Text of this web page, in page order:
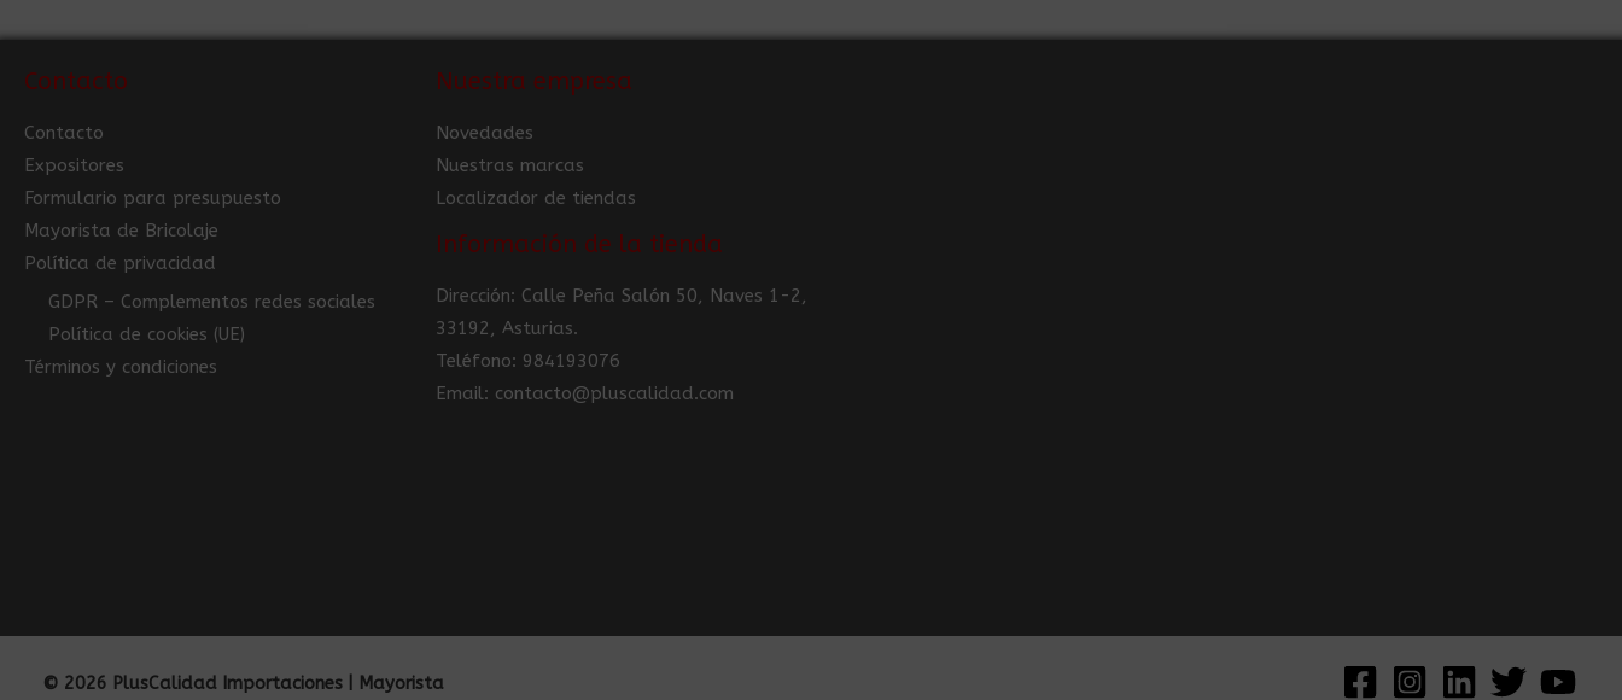
Contacto
Contacto
Expositores
Formulario para presupuesto
Mayorista de Bricolaje
Política de privacidad
GDPR – Complementos redes sociales
Política de cookies (UE)
Términos y condiciones
Nuestra empresa
Novedades
Nuestras marcas
Localizador de tiendas
Información de la tienda
Dirección: Calle Peña Salón 50, Naves 1-2,
33192, Asturias.
Teléfono: 984193076
Email: contacto@pluscalidad.com
© 2026 PlusCalidad Importaciones | Mayorista